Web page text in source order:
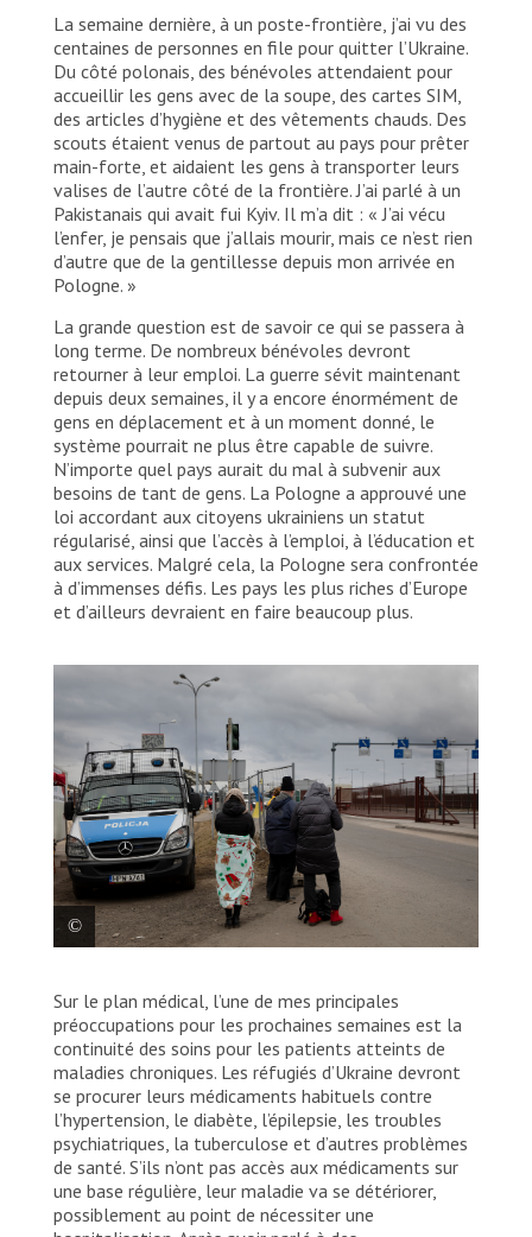
Des piles de vêtements donnés, des
couvertures, des jouets, du lait maternisé
et de la nourriture pour animaux de
compagnie bordent l’entrée de la frontière.
En ce 10 mars 2022, le poste-frontière est
bondé de bénévoles polonais et
internationaux.
Paweł Banaszczyk/MSF
La semaine dernière, à un poste-frontière, j’ai vu des
centaines de personnes en file pour quitter l’Ukraine.
Du côté polonais, des bénévoles attendaient pour
accueillir les gens avec de la soupe, des cartes SIM,
des articles d’hygiène et des vêtements chauds. Des
scouts étaient venus de partout au pays pour prêter
main-forte, et aidaient les gens à transporter leurs
valises de l’autre côté de la frontière. J’ai parlé à un
Pakistanais qui avait fui Kyiv. Il m’a dit : « J’ai vécu
l’enfer, je pensais que j’allais mourir, mais ce n’est rien
d’autre que de la gentillesse depuis mon arrivée en
Pologne. »
La grande question est de savoir ce qui se passera à
long terme. De nombreux bénévoles devront
retourner à leur emploi. La guerre sévit maintenant
depuis deux semaines, il y a encore énormément de
gens en déplacement et à un moment donné, le
système pourrait ne plus être capable de suivre.
N’importe quel pays aurait du mal à subvenir aux
besoins de tant de gens. La Pologne a approuvé une
loi accordant aux citoyens ukrainiens un statut
régularisé, ainsi que l’accès à l’emploi, à l’éducation et
aux services. Malgré cela, la Pologne sera confrontée
à d’immenses défis. Les pays les plus riches d’Europe
et d’ailleurs devraient en faire beaucoup plus.
Des gens attendent d’accueillir des réfugiés
ou des membres de leur famille fuyant
l’Ukraine, à la frontière de Dolhobyczow, en
Pologne, le 5 mars 2022.
Adrienne Surprenant/MYOP
Sur le plan médical, l’une de mes principales
préoccupations pour les prochaines semaines est la
continuité des soins pour les patients atteints de
maladies chroniques. Les réfugiés d’Ukraine devront
se procurer leurs médicaments habituels contre
l’hypertension, le diabète, l’épilepsie, les troubles
psychiatriques, la tuberculose et d’autres problèmes
de santé. S’ils n’ont pas accès aux médicaments sur
une base régulière, leur maladie va se détériorer,
possiblement au point de nécessiter une